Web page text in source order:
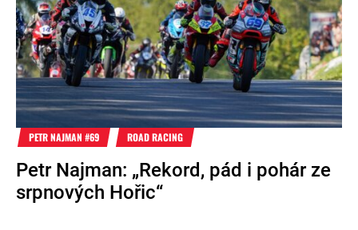
PETR NAJMAN #69 ROAD RACING
Petr Najman: „Rekord, pád i pohár ze
srpnových Hořic“